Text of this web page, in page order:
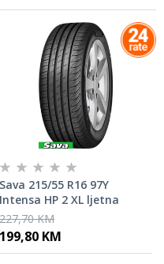
Sava 215/55 R16 97Y
Intensa HP 2 XL ljetna
guma
227,70 KM
199,80 KM